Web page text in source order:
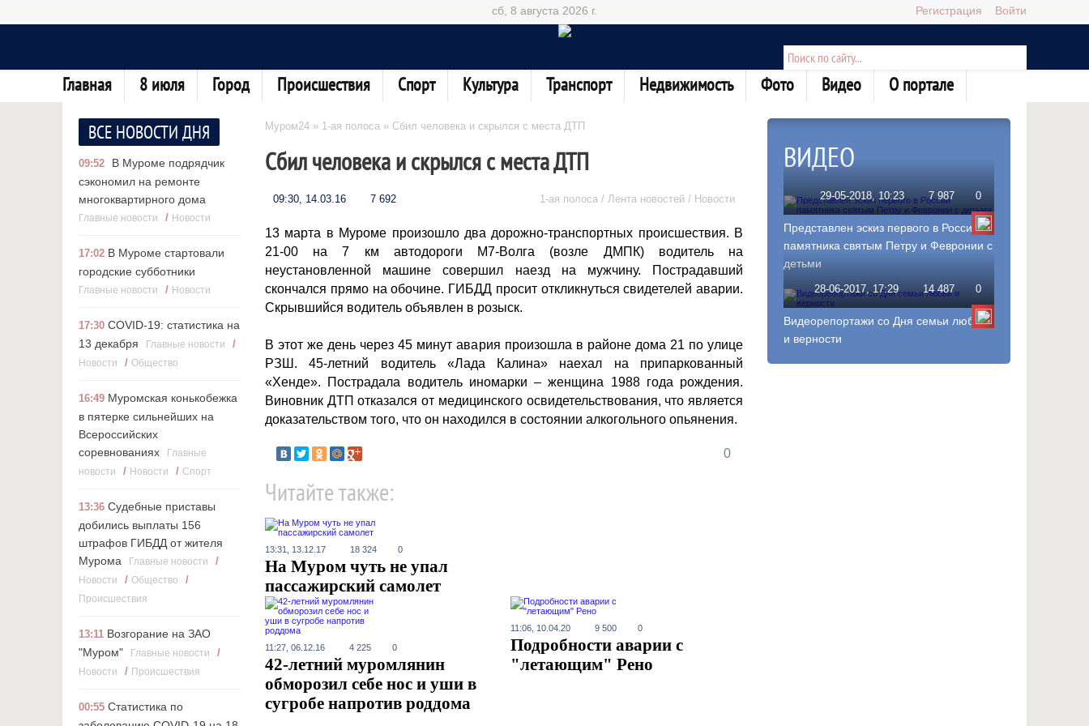
Регистрация Войти
сб, 8 августа 2026 г.
Главная 8 июля Город Происшествия Спорт Культура Транспорт Недвижимость Фото Видео О портале
ВСЕ НОВОСТИ ДНЯ
09:52
В Муроме подрядчик
сэкономил на ремонте
многоквартирного дома
Главные новости / Новости
17:02 В Муроме стартовали
городские субботники
Главные новости / Новости
17:30 COVID-19: статистика на
13 декабря
Главные новости /
Новости / Общество
16:49 Муромская конькобежка
в пятерке сильнейших на
Всероссийских
соревнованиях
Главные
новости
/ Новости / Cпорт
13:36 Судебные приставы
добились выплаты 156
штрафов ГИБДД от жителя
Мурома
Главные новости /
Новости / Общество /
Происшествия
13:11 Возгорание на ЗАО
"Муром"
Главные новости /
Новости / Происшествия
00:55 Статистика по
Муром24 » 1-ая полоса » Сбил человека и скрылся с места ДТП
Сбил человека и скрылся с места ДТП
09:30, 14.03.16 7 692 1-ая полоса / Лента новостей / Новости
13 марта в Муроме произошло два дорожно-транспортных происшествия. В
21-00 на 7 км автодороги М7-Волга (возле ДМПК) водитель на
неустановленной машине совершил наезд на мужчину. Пострадавший
скончался прямо на обочине. ГИБДД просит откликнуться свидетелей аварии.
Скрывшийся водитель объявлен в розыск.
В этот же день через 45 минут авария произошла в районе дома 21 по улице
РЗШ. 45-летний водитель «Лада Калина» наехал на припаркованный
«Хенде». Пострадала водитель иномарки – женщина 1988 года рождения.
Виновник ДТП отказался от медицинского освидетельствования, что является
доказательством того, что он находился в состоянии алкогольного опьянения.
0
Читайте также:
13:31, 13.12.17 18 324 0
На Муром чуть не упал
пассажирский самолет
11:27, 06.12.16 4 225 0
42-летний муромлянин
обморозил себе нос и уши в
сугробе напротив роддома
11:06, 10.04.20 9 500 0
Подробности аварии с
"летающим" Рено
ВИДЕО
29-05-2018, 10:23 7 987 0
Представлен эскиз первого в России
памятника святым Петру и Февронии с
детьми
28-06-2017, 17:29 14 487 0
Видеорепортажи со Дня семьи любви
и верности